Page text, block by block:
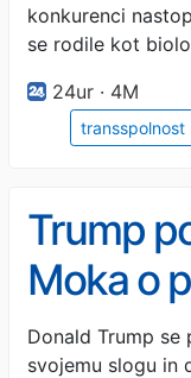
konkurenci
se rodile kot
24ur · 4M
transspolnost
Trump
Moka o
Donald Trump se
svojemu slogu in